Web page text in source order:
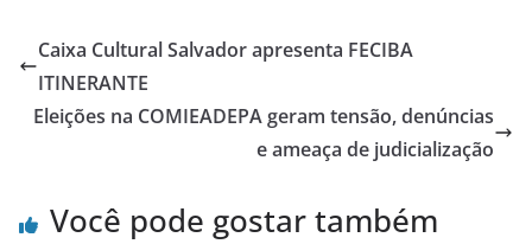
Caixa Cultural Salvador apresenta FECIBA
ITINERANTE
Eleições na COMIEADEPA geram tensão, denúncias
e ameaça de judicialização
Você pode gostar também